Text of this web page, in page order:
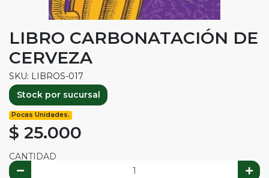
LIBRO CARBONATACIÓN DE
CERVEZA
SKU: LIBROS-017
Stock por sucursal
Pocas Unidades.
$ 25.000
CANTIDAD